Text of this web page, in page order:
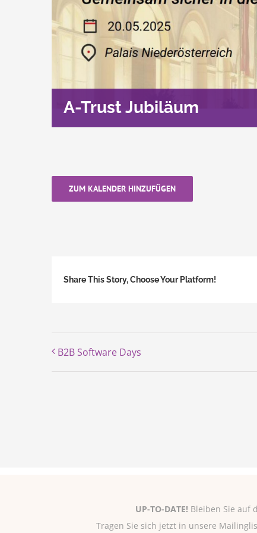
A-Trust Jubiläum
ZUM KALENDER HINZUFÜGEN
Share This Story, Choose Your Platform!
B2B Software Days
UP-TO-DATE! Bleiben Sie auf
Tragen Sie sich jetzt in unsere